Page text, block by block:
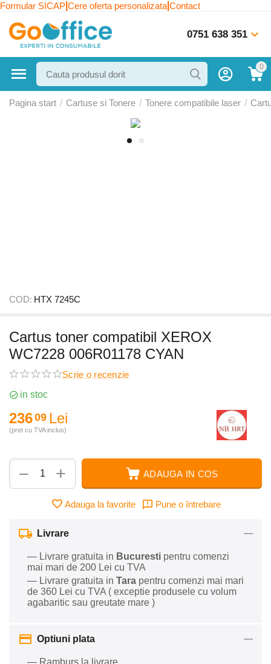
Formular SICAP Cere oferta personalizata Contact
0751 638 351
0
Pagina start / Cartuse si Tonere / Tonere compatibile laser /
COD: HTX 7245C
Cartus toner compatibil XEROX
WC7228 006R01178 CYAN
Scrie o recenzie
in stoc
23609 Lei
(pret cu TVA inclus)
+
− ADAUGA IN COS
Adauga la favorite Pune o întrebare
Livrare
— Livrare gratuita in Bucuresti pentru comenzi
mai mari de 200 Lei cu TVA
— Livrare gratuita in Tara pentru comenzi mai mari
de 360 Lei cu TVA ( exceptie produsele cu volum
agabaritic sau greutate mare )
Optiuni plata
— Ramburs la livrare